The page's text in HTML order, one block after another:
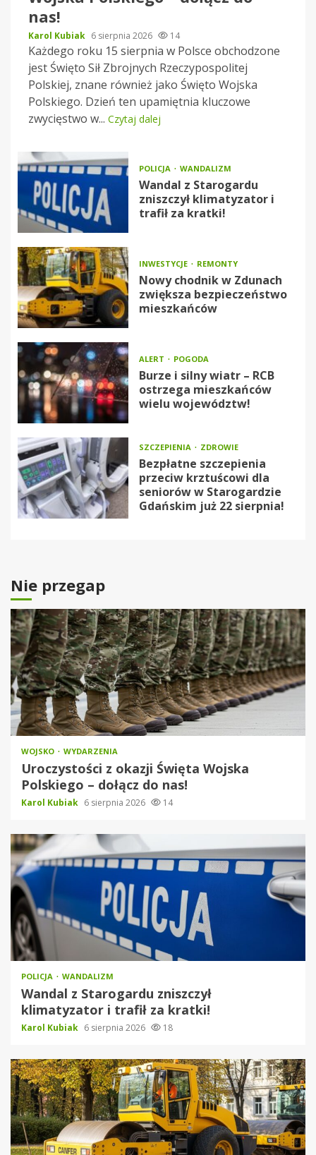
nas!
Karol Kubiak 6 sierpnia 2026 14
Każdego roku 15 sierpnia w Polsce obchodzone
jest Święto Sił Zbrojnych Rzeczypospolitej
Polskiej, znane również jako Święto Wojska
Polskiego. Dzień ten upamiętnia kluczowe
zwycięstwo w... Czytaj dalej
POLICJA WANDALIZM
Wandal z Starogardu
zniszczył klimatyzator i
trafił za kratki!
INWESTYCJE REMONTY
Nowy chodnik w Zdunach
zwiększa bezpieczeństwo
mieszkańców
ALERT POGODA
Burze i silny wiatr – RCB
ostrzega mieszkańców
wielu województw!
SZCZEPIENIA ZDROWIE
Bezpłatne szczepienia
przeciw krztuścowi dla
seniorów w Starogardzie
Gdańskim już 22 sierpnia!
Nie przegap
WOJSKO WYDARZENIA
Uroczystości z okazji Święta Wojska
Polskiego – dołącz do nas!
Karol Kubiak 6 sierpnia 2026 14
POLICJA WANDALIZM
Wandal z Starogardu zniszczył
klimatyzator i trafił za kratki!
Karol Kubiak 6 sierpnia 2026 18